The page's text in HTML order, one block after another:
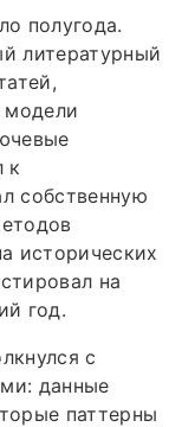
полугода.
литературный
к
собственную
исторических
на
год.
с
данные
паттерны